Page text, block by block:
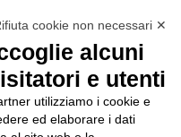
è cookie non necessari ✕
alcuni
e utenti
utilizziamo i cookie e
ed elaborare i dati